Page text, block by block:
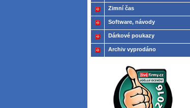
modelů
Zimní čas
Software, návody
Dárkové poukazy
Archiv vyprodáno